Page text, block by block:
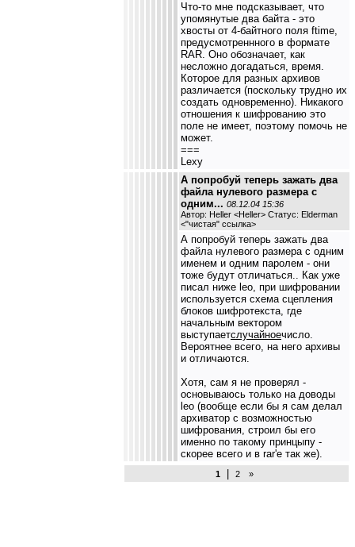
Что-то мне подсказывает, что
упомянутые два байта - это
хвосты от 4-байтного поля ftime,
предусмотреннного в формате
RAR. Оно обозначает, как
несложно догадаться, время.
Которое для разных архивов
различается (поскольку трудно их
создать одновременно). Никакого
отношения к шифрованию это
поле не имеет, поэтому помочь не
может.
===
Lexy
А попробуй теперь зажать два
файла нулевого размера с
одним... 08.12.04 15:36
Автор: Heller <Heller> Статус: Elderman
<"чистая" ссылка>
А попробуй теперь зажать два
файла нулевого размера с одним
именем и одним паролем - они
тоже будут отличаться.. Как уже
писал ниже leo, при шифровании
используется схема сцепления
блоков шифротекста, где
начальным вектором
выступаетслучайноечисло.
Вероятнее всего, на него архивы
и отличаются.
Хотя, сам я не проверял -
основываюсь только на доводы
leo (вообще если бы я сам делал
архиватор с возможностью
шифрования, строил бы его
именно по такому принцыпу -
скорее всего и в rar'е так же).
1| 2 »